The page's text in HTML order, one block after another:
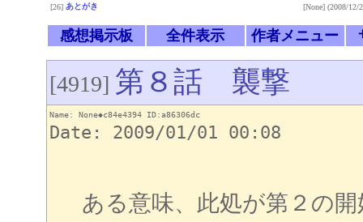
[26] あとがき [None] (2008/12/
感想掲示板 全件表示 作者メニュー
[4919] 第８話 襲撃
Name: None◆c84e4394 ID:a86306dc
Date: 2009/01/01 00:08
ある意味、此処が第２の